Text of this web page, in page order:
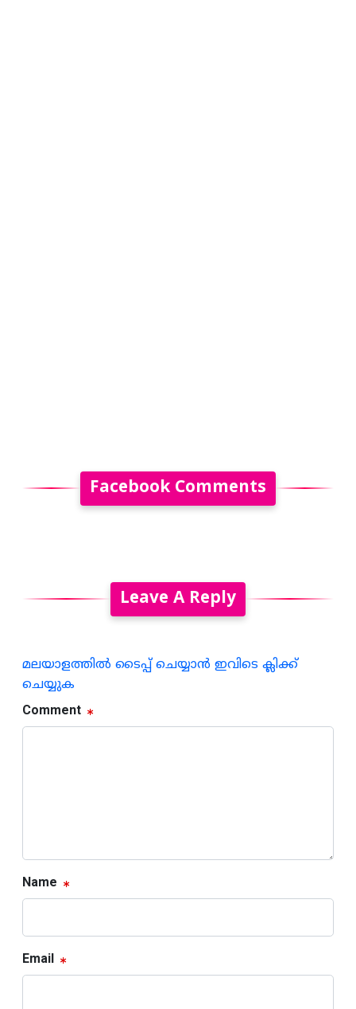
Facebook Comments
Leave A Reply
മലയാളത്തില്‍ ടൈപ്പ് ചെയ്യാന്‍ ഇവിടെ ക്ലിക്ക്
ചെയ്യുക
Comment
Name
Email